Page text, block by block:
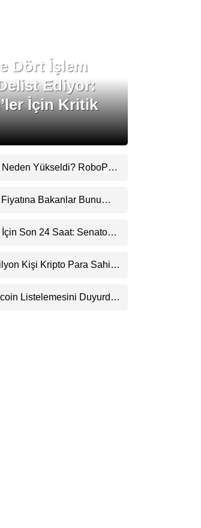
LinkedIn
Telegram
Dört İşlem
Ediyor:
İçin Kritik
Neden Yükseldi? RoboPay
Bakanlar Bunu
Son 24 Saat: Senato
Kişi Kripto Para Sahibi:
Listelemesini Duyurdu: